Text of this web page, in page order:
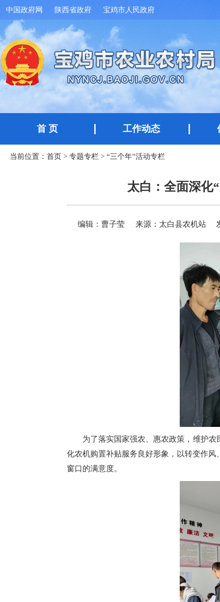
中国政府网 陕西省政府 宝鸡市人民政府
首 页 工作动态
当前位置： 首页 > 专题专栏 > “三个年”活动专栏
太白：全面深化
编辑：曹子莹 来源：太白县农机站
为了落实国家强农、惠农政策，维护
化农机购置补贴服务良好形象，以转变作
窗口的满意度。